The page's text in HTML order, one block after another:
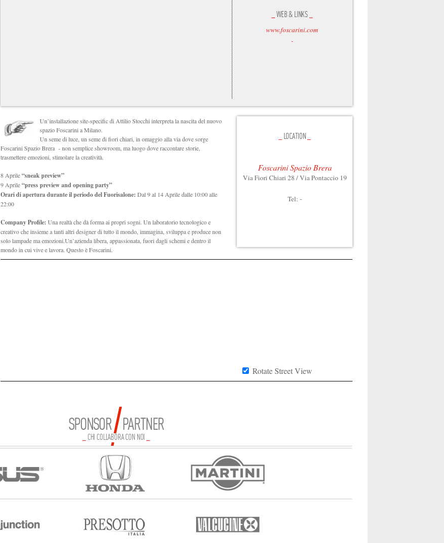
WEB & LINKS
www.foscarini.com
-
Un’installazione site-specific di Attilio Stocchi interpreta la nascita del nuovo
spazio Foscarini a Milano.
Un seme di luce, un seme di fiori chiari, in omaggio alla via dove sorge
Foscarini Spazio Brera - non semplice showroom, ma luogo dove raccontare storie,
trasmettere emozioni, stimolare la creatività.
8 Aprile“sneak preview”
9 Aprile“press preview and opening party”
Orari di apertura durante il periodo del Fuorisalone: Dal 9 al 14 Aprile dalle 10:00 alle
22:00
Company Profile: Una realtà che dà forma ai propri sogni. Un laboratorio tecnologico e
creativo cheinsieme a tanti altri designer di tutto il mondo, immagina, sviluppa e produce non
solo lampade ma emozioni.Un’azienda libera, appassionata, fuori dagli schemi e dentro il
mondo in cui vive e lavora. Questo è Foscarini.
LOCATION
Foscarini Spazio Brera
Via Fiori Chiari 28 / Via Pontaccio 19
Tel: -
Rotate Street View
SPONSOR PARTNER
CHI COLLABORA CON NOI